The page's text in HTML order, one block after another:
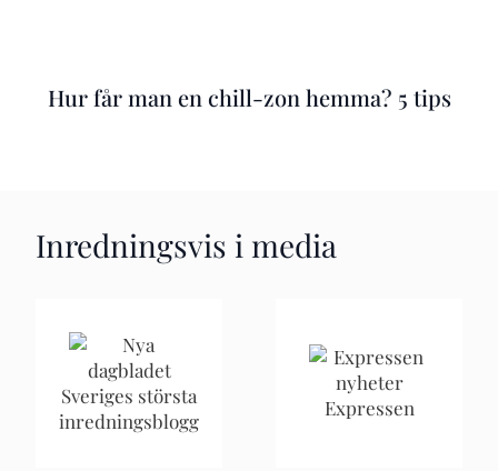
Hur får man en chill-zon hemma? 5 tips
Inredningsvis i media
Sveriges största
inredningsblogg
Expressen